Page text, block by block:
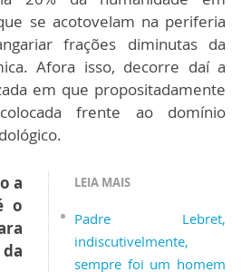
se acotovelam na periferia
frações diminutas da
Afora isso, decorre daí a
em que propositadamente
frente ao domínio
LEIA MAIS
Padre Lebret,
indiscutivelmente,
sempre foi um homem
a
o